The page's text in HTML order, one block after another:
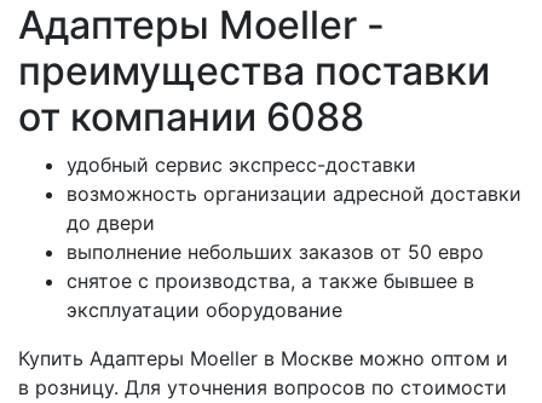
Адаптеры Moeller -
преимущества поставки
от компании 6088
удобный сервис экспресс-доставки
возможность организации адресной доставки
до двери
выполнение небольших заказов от 50 евро
снятое с производства, а также бывшее в
эксплуатации оборудование
Купить Адаптеры Moeller в Москве можно оптом и
в розницу. Для уточнения вопросов по стоимости